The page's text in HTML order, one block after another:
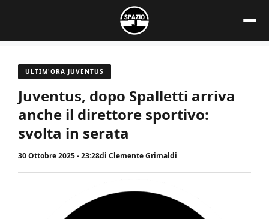
contenuto
ULTIM'ORA JUVENTUS
Juventus, dopo Spalletti arriva
anche il direttore sportivo:
svolta in serata
30 Ottobre 2025 - 23:28di Clemente Grimaldi